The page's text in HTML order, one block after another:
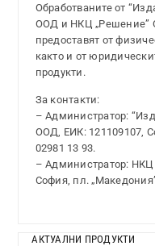
Обработваните от
ООД и НКЦ „Решение”
предоставят от
както и от
продукти.
За контакти:
– Администратор:
ООД, ЕИК: 121109107,
02981 13 93.
– Администратор: НКЦ
София, пл.
АКТУАЛНИ ПРОДУКТИ